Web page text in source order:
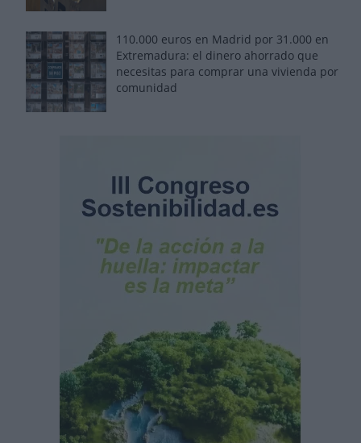
110.000 euros en Madrid por 31.000 en
Extremadura: el dinero ahorrado que
necesitas para comprar una vivienda por
comunidad